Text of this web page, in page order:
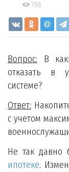
796
Вопрос: В
отказать в
системе?
Ответ:
с учетом
Не так давно
ипотеке.